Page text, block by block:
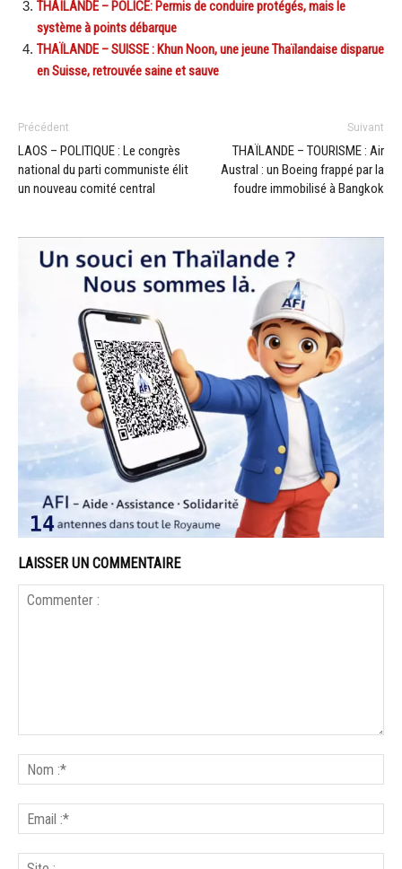
THAÏLANDE – POLICE: Permis de conduire protégés, mais le
système à points débarque
THAÏLANDE – SUISSE : Khun Noon, une jeune Thaïlandaise disparue
en Suisse, retrouvée saine et sauve
Précédent
LAOS – POLITIQUE : Le congrès
national du parti communiste élit
un nouveau comité central
Suivant
THAÏLANDE – TOURISME : Air
Austral : un Boeing frappé par la
foudre immobilisé à Bangkok
LAISSER UN COMMENTAIRE